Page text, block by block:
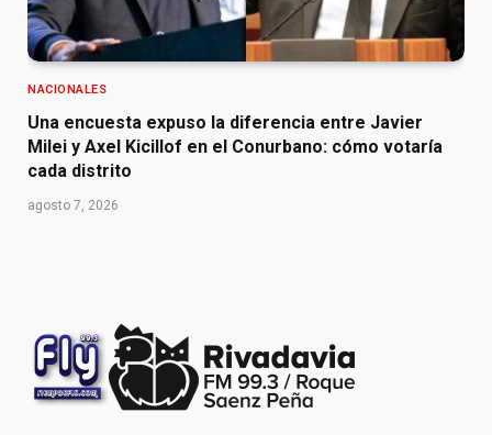
NACIONALES
Una encuesta expuso la diferencia entre Javier
Milei y Axel Kicillof en el Conurbano: cómo votaría
cada distrito
agosto 7, 2026